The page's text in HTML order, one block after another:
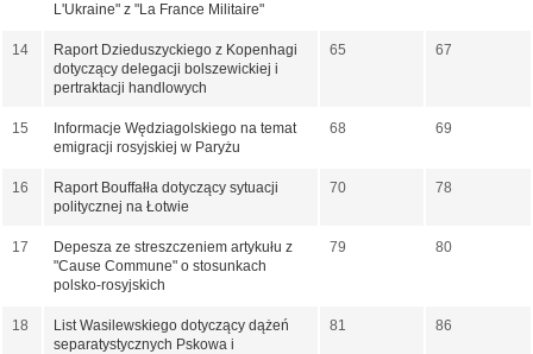
L'Ukraine" z "La France Militaire"
14
Raport Dzieduszyckiego z Kopenhagi
dotyczący delegacji bolszewickiej i
pertraktacji handlowych
65 67
15
Informacje Wędziagolskiego na temat
emigracji rosyjskiej w Paryżu
68 69
16
Raport Bouffałła dotyczący sytuacji
politycznej na Łotwie
70 78
17
Depesza ze streszczeniem artykułu z
"Cause Commune" o stosunkach
polsko-rosyjskich
79 80
18
List Wasilewskiego dotyczący dążeń
separatystycznych Pskowa i
81 86